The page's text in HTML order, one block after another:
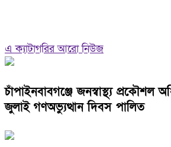
এ ক্যাটাগরির আরো নিউজ
চাঁপাইনবাবগঞ্জে জনস্বাস্থ্য প্রকৌশল
জুলাই গণঅভ্যুত্থান দিবস পালিত